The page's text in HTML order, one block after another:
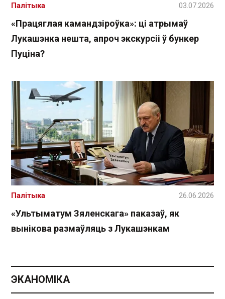
«Працяглая камандзіроўка»: ці атрымаў
Лукашэнка нешта, апроч экскурсіі ў бункер
Пуціна?
Палітыка 03.07.2026
«Ультыматум Зяленскага» паказаў, як
вынікова размаўляць з Лукашэнкам
Палітыка 26.06.2026
ЭКАНОМІКА